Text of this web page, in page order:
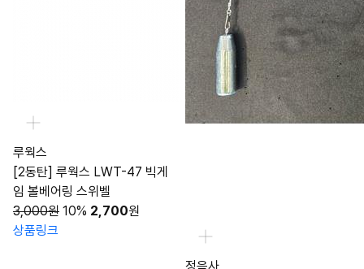
루웍스
[2동탄] 루웍스 LWT-47 빅게
임 볼베어링 스위벨
3,000원 10% 2,700원
상품링크